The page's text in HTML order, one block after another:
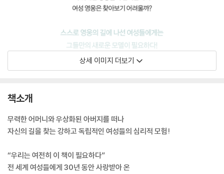
상세 이미지 더보기
책소개
무력한 어머니와 우상화된 아버지를 떠나
자신의 길을 찾는 강하고 독립적인 여성들의 심리적 모험!
“우리는 여전히 이 책이 필요하다”
전 세계 여성들에게 30년 동안 사랑받아 온